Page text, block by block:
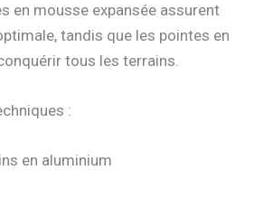
en mousse expansée assurent
tandis que les pointes en
tous les terrains.
:
en aluminium